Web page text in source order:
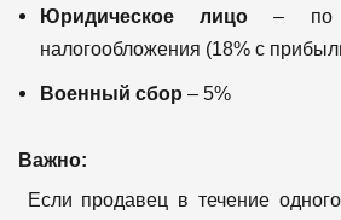
Юридическое лицо – по
налогообложения (18% с
Военный сбор – 5%
Важно:
Если продавец в течение